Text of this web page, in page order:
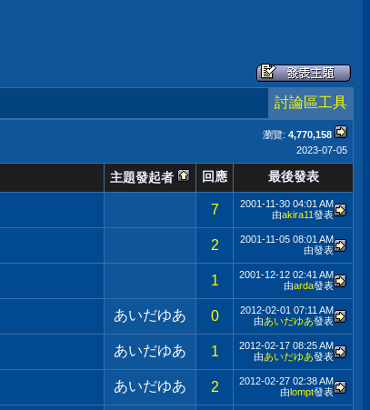
討論區工具
瀏覽: 4,770,158
2023-07-05
主題發起者 回應 最後發表
7 2001-11-30 04:01 AM
由akira11發表
2 2001-11-05 08:01 AM
由發表
1 2001-12-12 02:41 AM
由arda發表
あいだゆあ 0 2012-02-01 07:11 AM
由あいだゆあ發表
あいだゆあ 1 2012-02-17 08:25 AM
由あいだゆあ發表
あいだゆあ 2 2012-02-27 02:38 AM
由lompt發表